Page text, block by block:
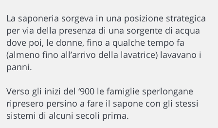
La saponeria sorgeva in una posizione strategica
per via della presenza di una sorgente di acqua
dove poi, le donne, fino a qualche tempo fa
(almeno fino all’arrivo della lavatrice) lavavano i
panni.
Verso gli inizi del ‘900 le famiglie sperlongane
ripresero persino a fare il sapone con gli stessi
sistemi di alcuni secoli prima.